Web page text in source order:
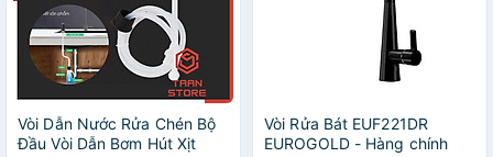
Vòi Dẫn Nước Rửa Chén Bộ
Đầu Vòi Dẫn Bơm Hút Xịt
Vòi Rửa Bát EUF221DR
EUROGOLD - Hàng chính